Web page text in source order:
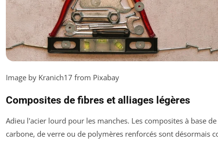
Image by Kranich17 from Pixabay
Composites de fibres et alliages légères
Adieu l'acier lourd pour les manches. Les composites à base
carbone, de verre ou de polymères renforcés sont désormais